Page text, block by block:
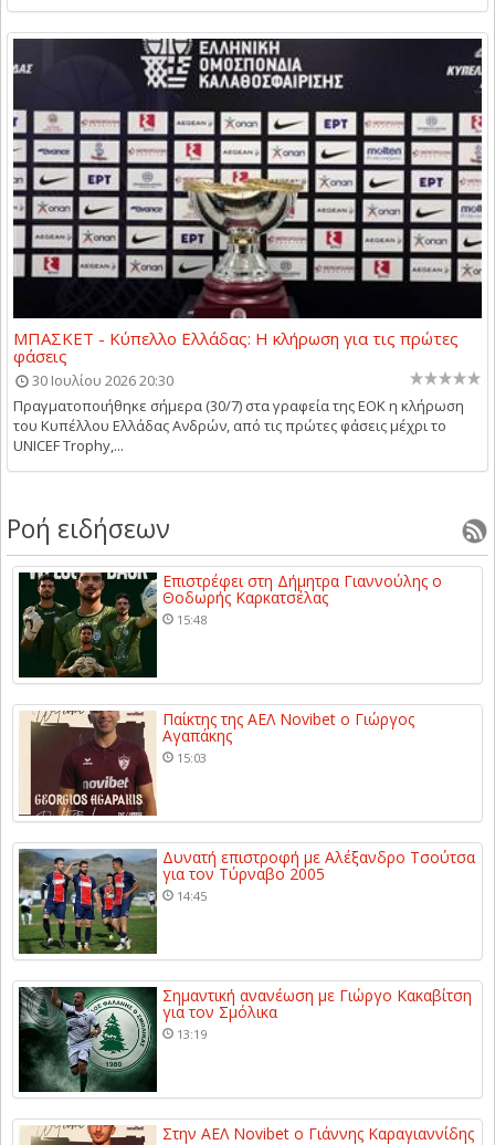
ΜΠΑΣΚΕΤ - Κύπελλο Ελλάδας: Η κλήρωση για τις πρώτες
φάσεις
30 Ιουλίου 2026 20:30
Πραγματοποιήθηκε σήμερα (30/7) στα γραφεία της ΕΟΚ η κλήρωση
του Κυπέλλου Ελλάδας Ανδρών, από τις πρώτες φάσεις μέχρι το
UNICEF Trophy,...
Ροή ειδήσεων
Επιστρέφει στη Δήμητρα Γιαννούλης ο
Θοδωρής Καρκατσέλας
15:48
Παίκτης της ΑΕΛ Novibet ο Γιώργος
Αγαπάκης
15:03
Δυνατή επιστροφή με Αλέξανδρο Τσούτσα
για τον Τύρναβο 2005
14:45
Σημαντική ανανέωση με Γιώργο Κακαβίτση
για τον Σμόλικα
13:19
Στην ΑΕΛ Novibet ο Γιάννης Καραγιαννίδης